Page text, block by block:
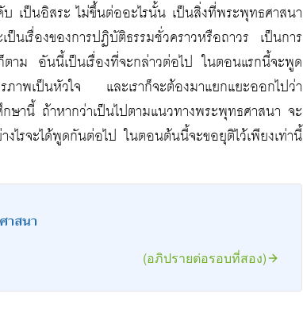
เป็นอิสระ ไม่ขึ้นต่ออะไรนั้น เป็นสิ่งที่พระพุทธศาสนา
นเรื่องของการปฏิบัติธรรมชั่วคราวหรือถาวร เป็นการ
าม อันนี้เป็นเรื่องที่จะกล่าวต่อไป ในตอนแรกนี้จะพูด
พเป็นหัวใจ และเราก็จะต้องมาแยกแยะออกไปว่า
านี้ ถ้าหากว่าเป็นไปตามแนวทางพระพุทธศาสนา จะ
ไรจะได้พูดกันต่อไป ในตอนต้นนี้จะขอยุติไว้เพียงเท่านี้
าสนา
(อภิปรายต่อรอบที่สอง)